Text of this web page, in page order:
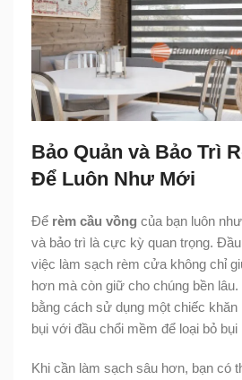
Bảo Quản và Bảo Trì
Để Luôn Như Mới
Để rèm cầu vồng của bạn luôn
và bảo trì là cực kỳ quan trọng.
việc làm sạch rèm cửa không chỉ
hơn mà còn giữ cho chúng bền
bằng cách sử dụng một chiếc
bụi với đầu chổi mềm để loại bỏ bụi
Khi cần làm sạch sâu hơn, bạn có